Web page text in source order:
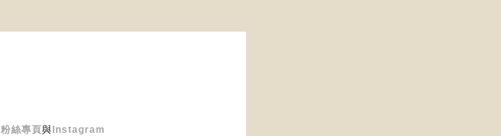
粉絲專頁與 Instagram